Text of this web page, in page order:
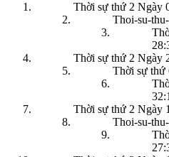
Thời sự thứ 2 Ngày
Thoi-su-
Thời sự thứ 2 Ngày
Thời sự thứ
Thời sự thứ 2 Ngày
Thoi-su-